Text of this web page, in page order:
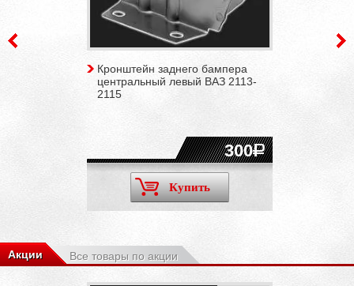
Кронштейн заднего бампера
центральный левый ВАЗ 2113-
2115
300
Купить
Акции Все товары по акции